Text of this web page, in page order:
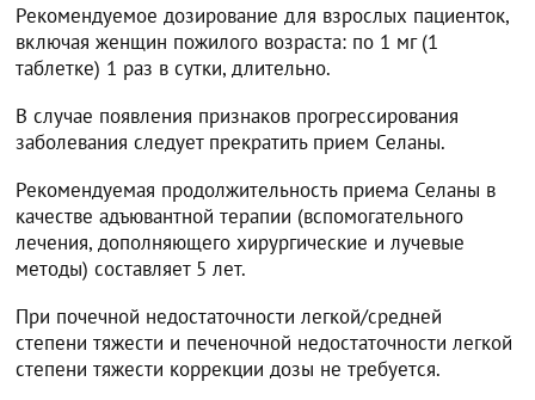
Рекомендуемое дозирование для взрослых пациенток,
включая женщин пожилого возраста: по 1 мг (1
таблетке) 1 раз в сутки, длительно.
В случае появления признаков прогрессирования
заболевания следует прекратить прием Селаны.
Рекомендуемая продолжительность приема Селаны в
качестве адъювантной терапии (вспомогательного
лечения, дополняющего хирургические и лучевые
методы) составляет 5 лет.
При почечной недостаточности легкой/средней
степени тяжести и печеночной недостаточности легкой
степени тяжести коррекции дозы не требуется.